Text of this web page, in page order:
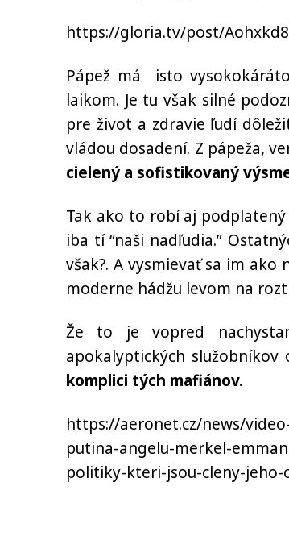
https://gloria.tv/post/
Pápež má isto
laikom. Je tu však silné
pre život a zdravie ľudí
vládou dosadení. Z pápeža,
cielený a sofistikovaný
Tak ako to robí aj
iba tí “naši nadľudia.”
však?. A vysmievať sa im
moderne hádžu levom na
Že to je vopred
apokalyptických služobníkov
komplici tých mafiánov.
https://aeronet.cz/news/
putina-angelu-merkel-
politiky-kteri-jsou-cleny-jeho-